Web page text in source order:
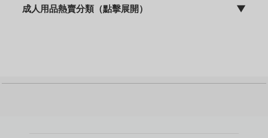
成人用品熱賣分類（點擊展開） ▼
名器